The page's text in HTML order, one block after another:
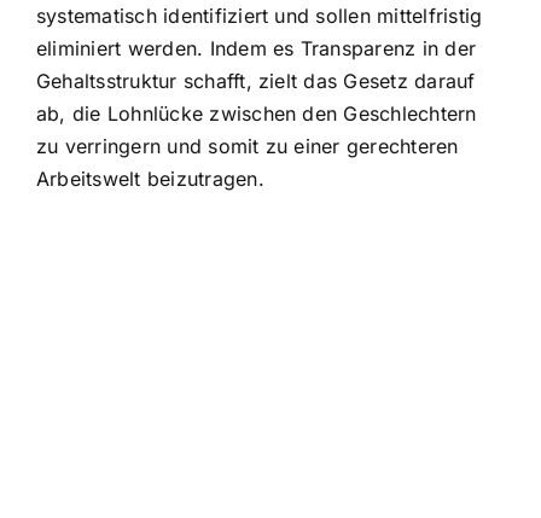
systematisch identifiziert und sollen mittelfristig
eliminiert werden. Indem es Transparenz in der
Gehaltsstruktur schafft, zielt das Gesetz darauf
ab, die Lohnlücke zwischen den Geschlechtern
zu verringern und somit zu einer gerechteren
Arbeitswelt beizutragen.